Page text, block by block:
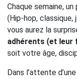
Chaque semaine,
(Hip-hop, classique,
vous aurez la
adhérents (et leur
soit votre âge,
Dans l’attente